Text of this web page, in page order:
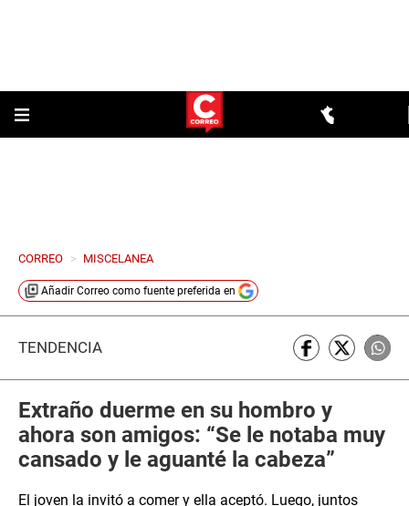
CORREO > MISCELANEA
Añadir Correo como fuente preferida en
TENDENCIA
Extraño duerme en su hombro y
ahora son amigos: “Se le notaba muy
cansado y le aguanté la cabeza”
El joven la invitó a comer y ella aceptó. Luego, juntos